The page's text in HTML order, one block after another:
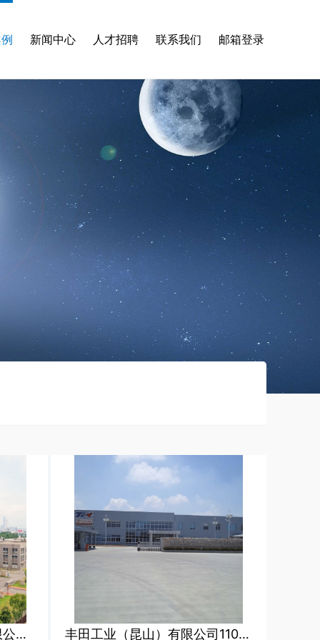
新闻中心 人才招聘 联系我们 邮箱登录
苏州林华医疗器械股份有限公司预防性试验 丰田工业（昆山）有限公司110KV预防性试验